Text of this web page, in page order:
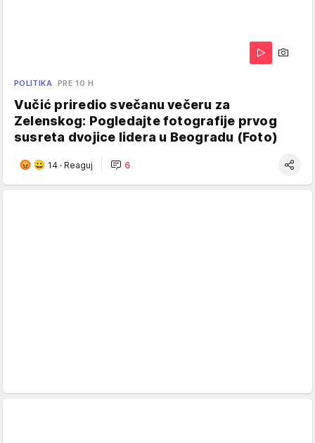
POLITIKA PRE 10 H
Vučić priredio svečanu večeru za
Zelenskog: Pogledajte fotografije prvog
susreta dvojice lidera u Beogradu (Foto)
14 · Reaguj 6